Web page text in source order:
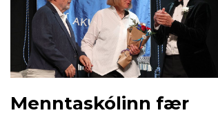
Menntaskólinn fær